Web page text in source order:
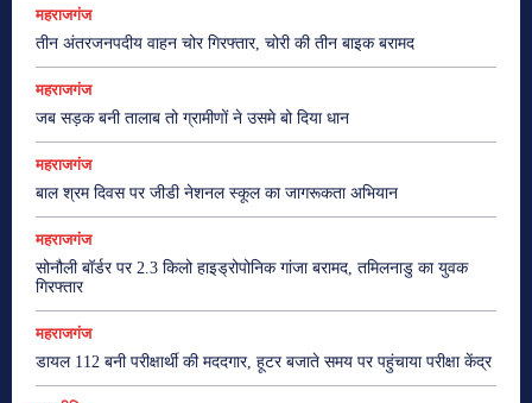
महराजगंज
तीन अंतरजनपदीय वाहन चोर गिरफ्तार, चोरी की तीन बाइक बरामद
महराजगंज
जब सड़क बनी तालाब तो ग्रामीणों ने उसमे बो दिया धान
महराजगंज
बाल श्रम दिवस पर जीडी नेशनल स्कूल का जागरूकता अभियान
महराजगंज
सोनौली बॉर्डर पर 2.3 किलो हाइड्रोपोनिक गांजा बरामद, तमिलनाडु का युवक
गिरफ्तार
महराजगंज
डायल 112 बनी परीक्षार्थी की मददगार, हूटर बजाते समय पर पहुंचाया परीक्षा केंद्र